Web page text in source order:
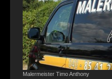
Malermeister Timo Anthony